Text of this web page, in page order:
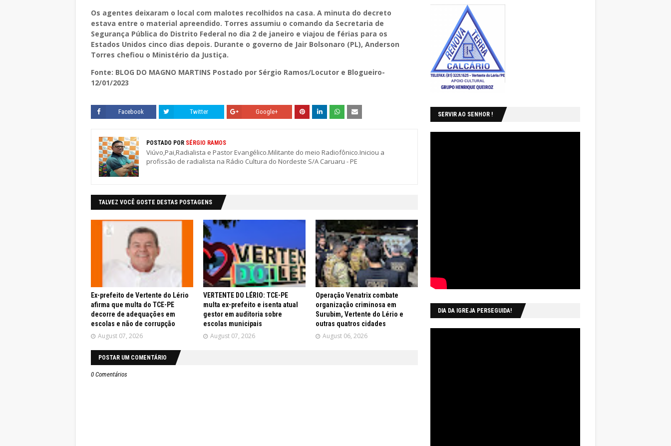
Os agentes deixaram o local com malotes recolhidos na casa. A minuta do decreto
estava entre o material apreendido. Torres assumiu o comando da Secretaria de
Segurança Pública do Distrito Federal no dia 2 de janeiro e viajou de férias para os
Estados Unidos cinco dias depois. Durante o governo de Jair Bolsonaro (PL), Anderson
Torres chefiou o Ministério da Justiça.
Fonte: BLOG DO MAGNO MARTINS Postado por Sérgio Ramos/Locutor e Blogueiro-
12/01/2023
Facebook Twitter Google+
POSTADO POR SÉRGIO RAMOS
Viúvo,Pai,Radialista e Pastor Evangélico.Militante do meio Radiofônico.Iniciou a
profissão de radialista na Rádio Cultura do Nordeste S/A Caruaru - PE
TALVEZ VOCÊ GOSTE DESTAS POSTAGENS
Ex-prefeito de Vertente do Lério
afirma que multa do TCE-PE
decorre de adequações em
escolas e não de corrupção
August 07, 2026
VERTENTE DO LÉRIO: TCE-PE
multa ex-prefeito e isenta atual
gestor em auditoria sobre
escolas municipais
August 07, 2026
Operação Venatrix combate
organização criminosa em
Surubim, Vertente do Lério e
outras quatros cidades
August 06, 2026
POSTAR UM COMENTÁRIO
0 Comentários
SERVIR AO SENHOR !
DIA DA IGREJA PERSEGUIDA!